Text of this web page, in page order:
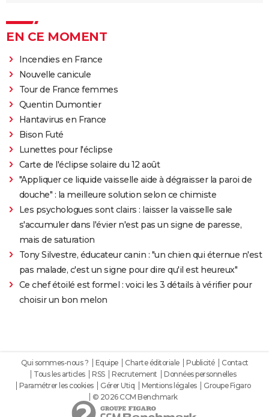
EN CE MOMENT
Incendies en France
Nouvelle canicule
Tour de France femmes
Quentin Dumontier
Hantavirus en France
Bison Futé
Lunettes pour l'éclipse
Carte de l'éclipse solaire du 12 août
"Appliquer ce liquide vaisselle aide à dégraisser la paroi de
douche" : la meilleure solution selon ce chimiste
Les psychologues sont clairs : laisser la vaisselle sale
s'accumuler dans l'évier n'est pas un signe de paresse,
mais de saturation
Tony Silvestre, éducateur canin : "un chien qui éternue n'est
pas malade, c'est un signe pour dire qu'il est heureux"
Ce chef étoilé est formel : voici les 3 détails à vérifier pour
choisir un bon melon
Qui sommes-nous ? Equipe Charte éditoriale Publicité
Contact
Tous les articles
RSS Recrutement
Données personnelles
Paramétrer les cookies
Gérer Utiq Mentions légales
Groupe Figaro
© 2026 CCM Benchmark